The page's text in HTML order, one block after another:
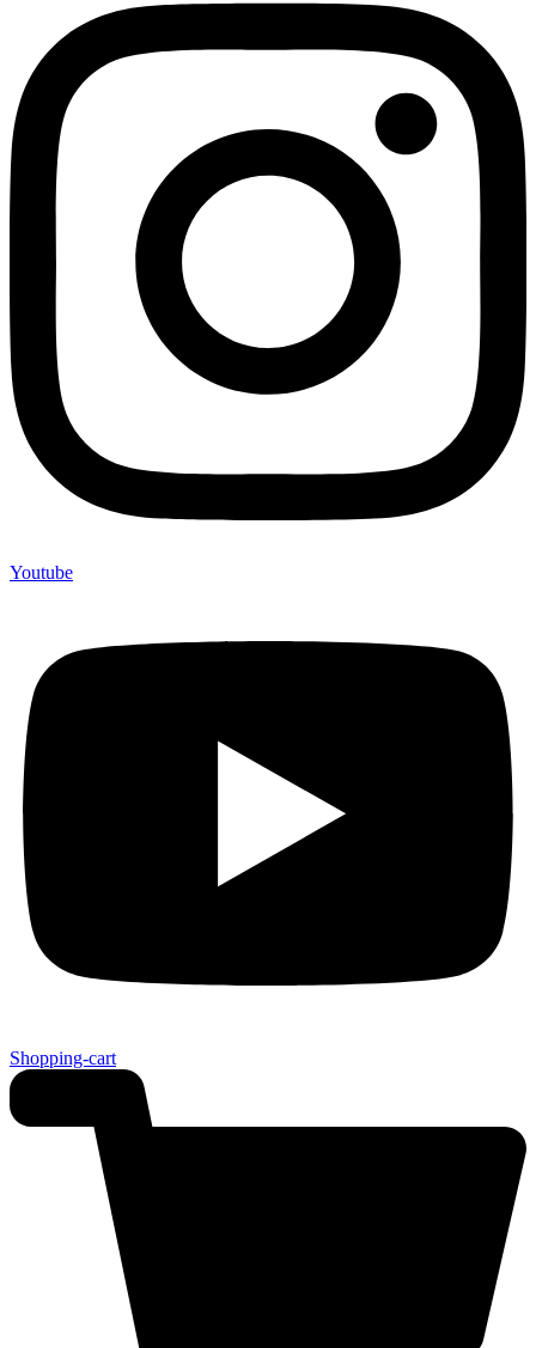
Youtube
Shopping-cart